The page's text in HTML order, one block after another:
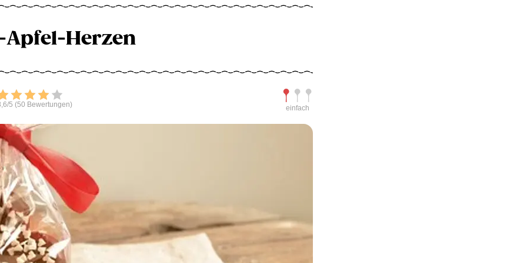
Apfel-Herzen
Bewerten
5 (50 Bewertungen)
Schwierigkeit
einfach